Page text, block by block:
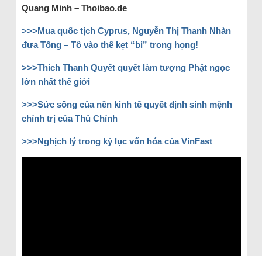
Quang Minh – Thoibao.de
>>>Mua quốc tịch Cyprus, Nguyễn Thị Thanh Nhàn
đưa Tổng – Tô vào thế kẹt “bi” trong họng!
>>>Thích Thanh Quyết quyết làm tượng Phật ngọc
lớn nhất thế giới
>>>Sức sống của nền kinh tế quyết định sinh mệnh
chính trị của Thủ Chính
>>>Nghịch lý trong kỷ lục vốn hóa của VinFast